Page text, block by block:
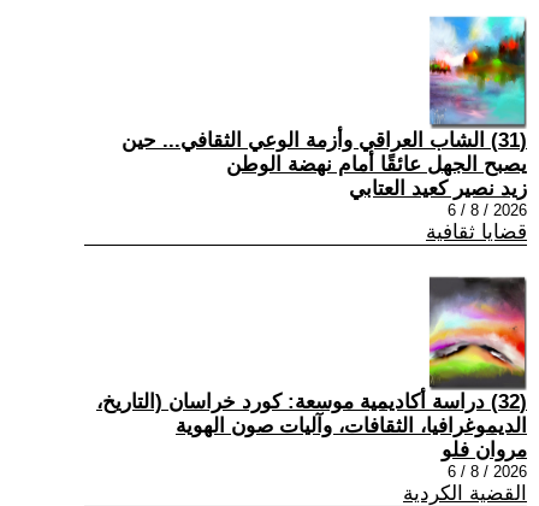
(31) الشاب العراقي وأزمة الوعي الثقافي... حين
يصبح الجهل عائقًا أمام نهضة الوطن
زيد نصير كعيد العتابي
2026 / 8 / 6
قضايا ثقافية
(32) دراسة أكاديمية موسعة: كورد خراسان (التاريخ،
الديموغرافيا، الثقافات، وآليات صون الهوية
مروان فلو
2026 / 8 / 6
القضية الكردية